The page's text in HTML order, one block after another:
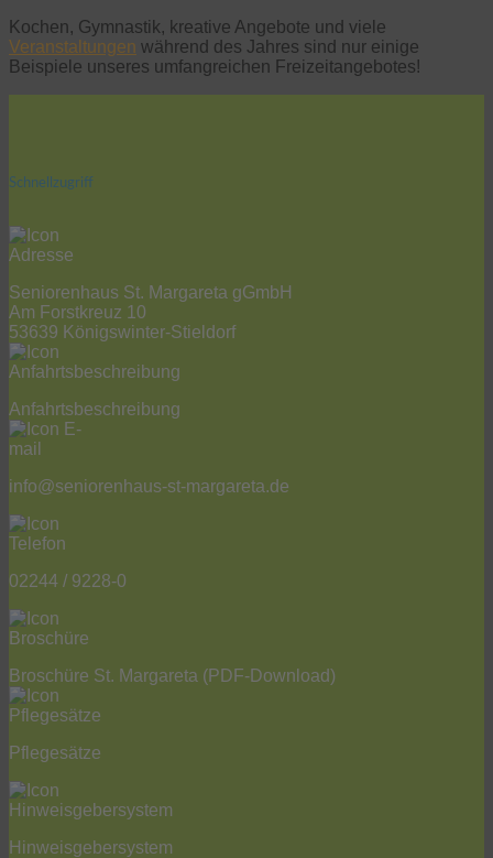
Kochen, Gymnastik, kreative Angebote und viele
Veranstaltungen während des Jahres sind nur einige
Beispiele unseres umfangreichen Freizeitangebotes!
Schnellzugriff
Seniorenhaus St. Margareta gGmbH
Am Forstkreuz 10
53639 Königswinter-Stieldorf
Anfahrtsbeschreibung
info@seniorenhaus-st-margareta.de
02244 / 9228-0
Broschüre St. Margareta (PDF-Download)
Pflegesätze
Hinweisgebersystem